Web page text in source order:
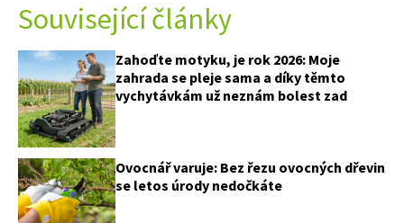
Související články
Zahoďte motyku, je rok 2026: Moje
zahrada se pleje sama a díky těmto
vychytávkám už neznám bolest zad
Ovocnář varuje: Bez řezu ovocných dřevin
se letos úrody nedočkáte